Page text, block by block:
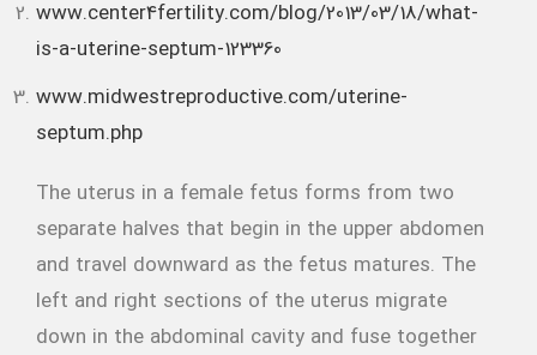
www.center4fertility.com/blog/2013/03/18/what-
is-a-uterine-septum-123360
www.midwestreproductive.com/uterine-
septum.php
The uterus in a female fetus forms from two
separate halves that begin in the upper abdomen
and travel downward as the fetus matures. The
left and right sections of the uterus migrate
down in the abdominal cavity and fuse together